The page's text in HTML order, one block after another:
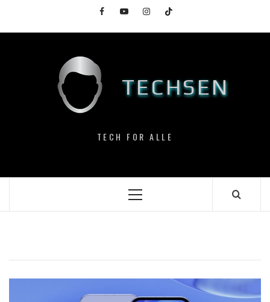
content
FacebookYouTubeInstagramTikTok
TECHSEN
TECH FOR ALLE
Primary